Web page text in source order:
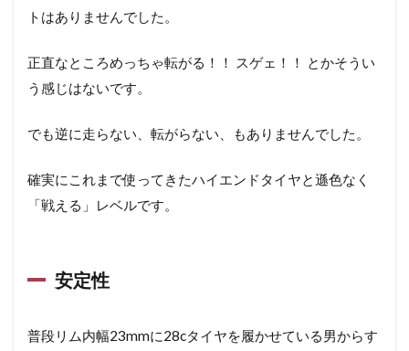
トはありませんでした。
正直なところめっちゃ転がる！！ スゲェ！！ とかそうい
う感じはないです。
でも逆に走らない、転がらない、もありませんでした。
確実にこれまで使ってきたハイエンドタイヤと遜色なく
「戦える」レベルです。
安定性
普段リム内幅23mmに28cタイヤを履かせている男からす